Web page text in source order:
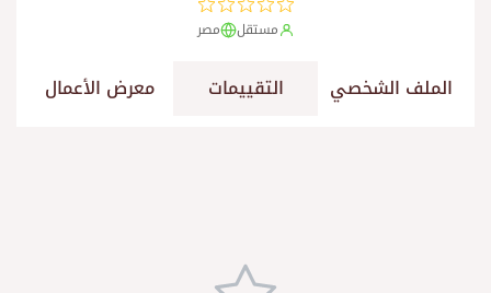
مستقل مصر
الملف الشخصي التقييمات معرض الأعمال